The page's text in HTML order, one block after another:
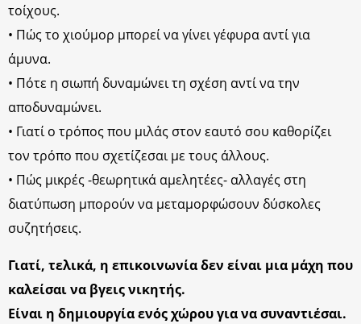
τοίχους.
• Πώς το χιούμορ μπορεί να γίνει γέφυρα αντί για
άμυνα.
• Πότε η σιωπή δυναμώνει τη σχέση αντί να την
αποδυναμώνει.
• Γιατί ο τρόπος που μιλάς στον εαυτό σου καθορίζει
τον τρόπο που σχετίζεσαι με τους άλλους.
• Πώς μικρές -θεωρητικά αμελητέες- αλλαγές στη
διατύπωση μπορούν να μεταμορφώσουν δύσκολες
συζητήσεις.
Γιατί, τελικά, η επικοινωνία δεν είναι μια μάχη που
καλείσαι να βγεις νικητής.
Είναι η δημιουργία ενός χώρου για να συναντιέσαι.